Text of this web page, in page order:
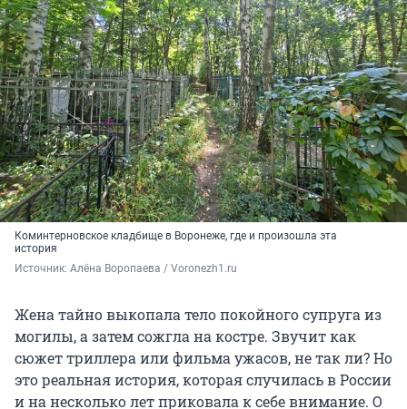
Коминтерновское кладбище в Воронеже, где и произошла эта
история
Источник: Алёна Воропаева / Voronezh1.ru
Жена тайно выкопала тело покойного супруга из
могилы, а затем сожгла на костре. Звучит как
сюжет триллера или фильма ужасов, не так ли? Но
это реальная история, которая случилась в России
и на несколько лет приковала к себе внимание. О